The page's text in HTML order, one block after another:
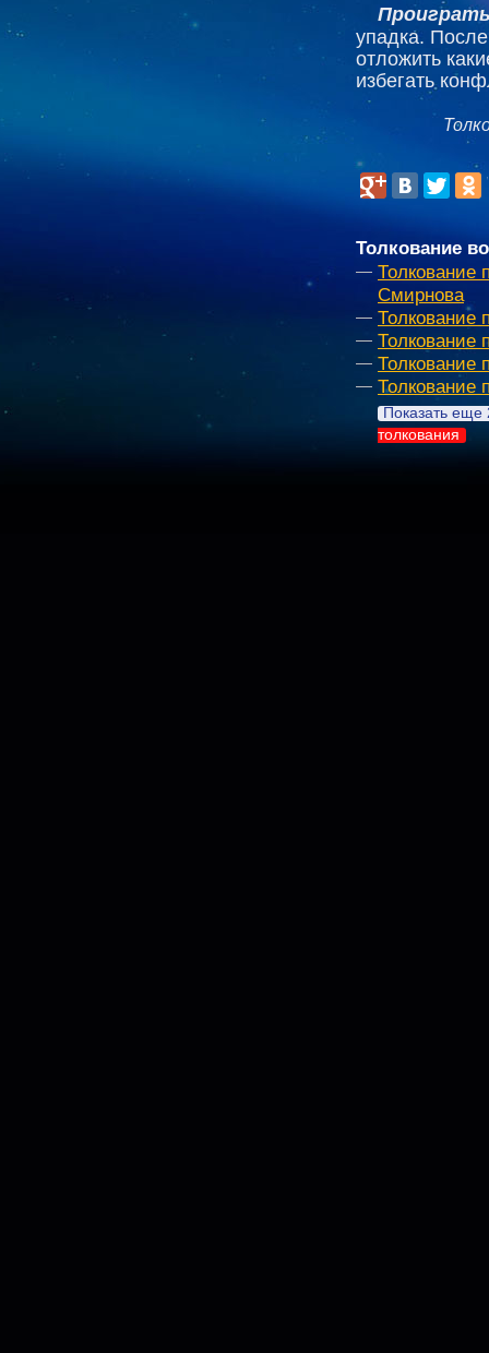
упадка.
отложить
избегать
Толкование
Толкование
Смирнова
Толкование
Толкование
Толкование
Толкование
Показать еще
толкования